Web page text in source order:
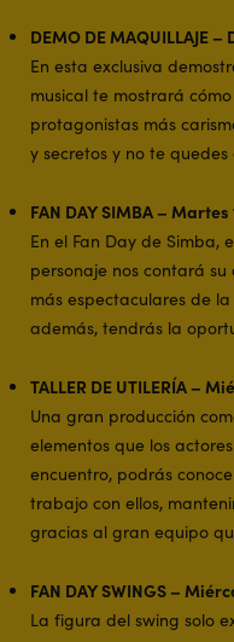
DEMO DE MAQUILLAJE
En esta exclusiva
musical te mostrará
protagonistas más
y secretos y no te
FAN DAY SIMBA –
En el Fan Day de Simba,
personaje nos contará
más espectaculares de
además, tendrás la
TALLER DE UTILERÍA –
Una gran producción
elementos que los
encuentro, podrás
trabajo con ellos,
gracias al gran equipo
FAN DAY SWINGS –
La figura del swing solo